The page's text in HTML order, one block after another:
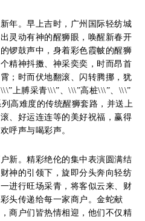
年。早上吉时，广州国际轻纺城
灵动有神的醒狮眼，唤醒新春开
锣鼓声中，身着彩色霞帔的醒狮
精神抖擞、神采奕奕，时而昂首
；时而伏地翻滚、闪转腾挪，犹
上膊采青\\\”、\\\”高桩\\\”、\\\”
高难度的传统醒狮套路，并送上
、好运连连等的美好祝福，赢得
呼声与喝彩声。
新。精彩绝伦的集中表演圆满结
神的引领下，旋即分头奔向轻纺
进行旺场采青，将客似云来、财
头传递给每一家商户。金蛇献
商户们皆热情相迎，他们不仅精